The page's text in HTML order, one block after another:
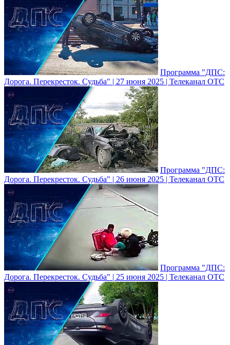
Программа "ДПС:
Дорога. Перекресток. Судьба" | 27 июня 2025 | Телеканал ОТС
Программа "ДПС:
Дорога. Перекресток. Судьба" | 26 июня 2025 | Телеканал ОТС
Программа "ДПС:
Дорога. Перекресток. Судьба" | 25 июня 2025 | Телеканал ОТС